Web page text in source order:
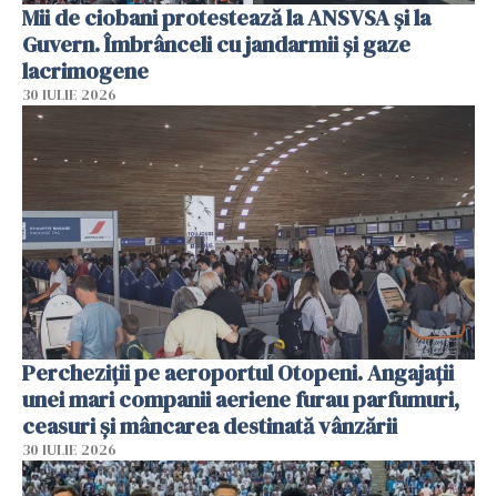
Mii de ciobani protestează la ANSVSA și la
Guvern. Îmbrânceli cu jandarmii și gaze
lacrimogene
30 IULIE 2026
Percheziții pe aeroportul Otopeni. Angajații
unei mari companii aeriene furau parfumuri,
ceasuri și mâncarea destinată vânzării
30 IULIE 2026